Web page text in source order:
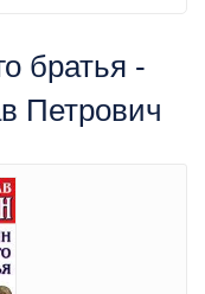
братья -
Петрович